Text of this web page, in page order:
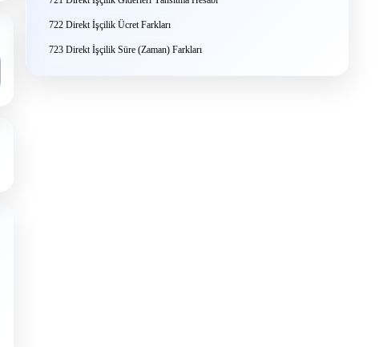
722 Direkt İşçilik Ücret Farkları
723 Direkt İşçilik Süre (Zaman) Farkları